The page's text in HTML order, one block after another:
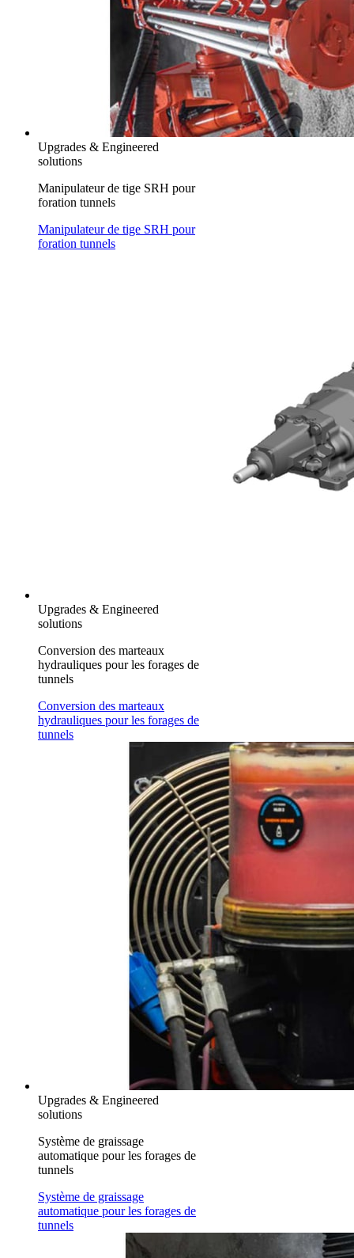
Upgrades & Engineered
solutions
Manipulateur de tige SRH pour
foration tunnels
Manipulateur de tige SRH pour
foration tunnels
Upgrades & Engineered
solutions
Conversion des marteaux
hydrauliques pour les forages de
tunnels
Conversion des marteaux
hydrauliques pour les forages de
tunnels
Upgrades & Engineered
solutions
Système de graissage
automatique pour les forages de
tunnels
Système de graissage
automatique pour les forages de
tunnels